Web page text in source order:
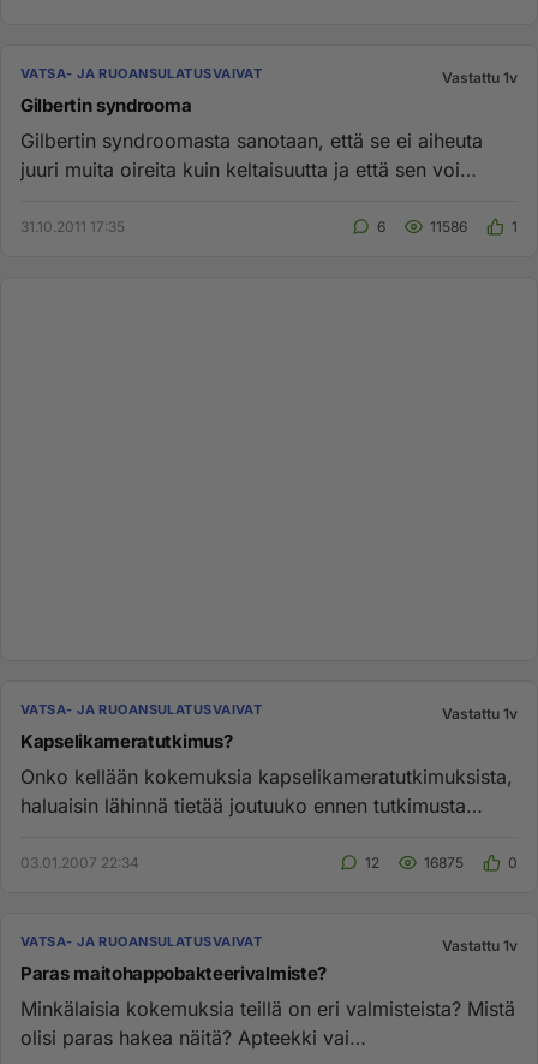
VATSA- JA RUOANSULATUSVAIVAT Vastattu 1v
Gilbertin syndrooma
Gilbertin syndroomasta sanotaan, että se ei aiheuta
juuri muita oireita kuin keltaisuutta ja että sen voi
31.10.2011 17:35 6 11586 1
VATSA- JA RUOANSULATUSVAIVAT Vastattu 1v
Kapselikameratutkimus?
Onko kellään kokemuksia kapselikameratutkimuksista,
haluaisin lähinnä tietää joutuuko ennen tutkimusta
03.01.2007 22:34 12 16875 0
VATSA- JA RUOANSULATUSVAIVAT Vastattu 1v
Paras maitohappobakteerivalmiste?
Minkälaisia kokemuksia teillä on eri valmisteista? Mistä
olisi paras hakea näitä? Apteekki vai